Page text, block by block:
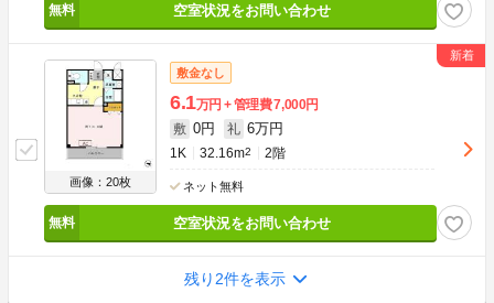
空室状況をお問い合わせ
画像：20枚
敷金なし
6.1万円 管理費7,000円
敷 0円 礼 6万円
1K 32.16m2 2階
ネット無料
空室状況をお問い合わせ
残り2件を表示